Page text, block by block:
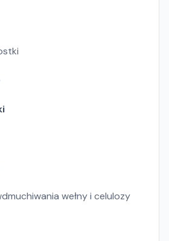
wełny i celulozy